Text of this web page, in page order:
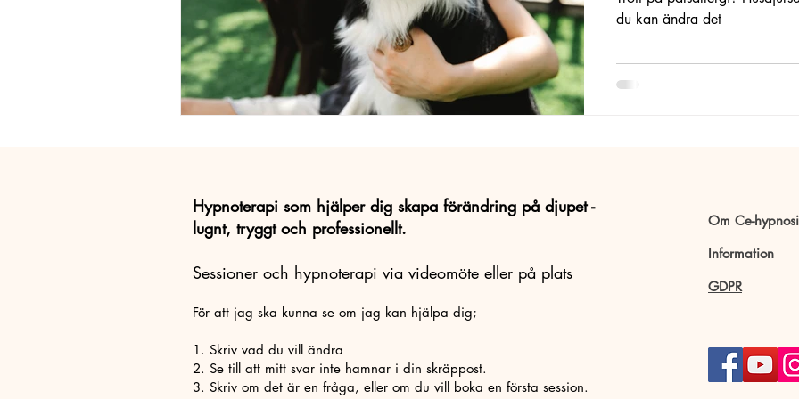
du kan ändra det
Hypnoterapi som hjälper dig skapa förändring på djupet -
lugnt, tryggt och professionellt.
Sessioner och hypnoterapi via videomöte eller på plats
För att jag ska kunna se om jag kan hjälpa dig;
1. Skriv vad du vill ändra
2. Se till att mitt svar inte hamnar i din skräppost.
3. Skriv om det är en fråga, eller om du vill boka en första session.
Om Ce-
Information
GDPR